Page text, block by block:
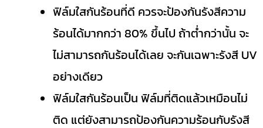
ฟิล์มใสกันร้อนที่ดี ควรจะป้องกันรังสีความ
ร้อนได้มากกว่า 80% ขึ้นไป ถ้าต่ำกว่านั้น จะ
ไม่สามารถกันร้อนได้เลย จะกันเฉพาะรังสี UV
อย่างเดียว
ฟิล์มใสกันร้อนเป็น ฟิล์มที่ติดแล้วเหมือนไม่
ติด แต่ยังสามารถป้องกันความร้อนกับรังสี